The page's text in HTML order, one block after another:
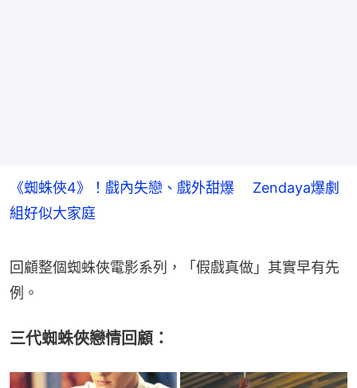
《蜘蛛俠4》！戲內失戀、戲外甜爆 Zendaya爆劇
組好似大家庭
回顧整個蜘蛛俠電影系列，「假戲真做」其實早有先
例。
三代蜘蛛俠戀情回顧：